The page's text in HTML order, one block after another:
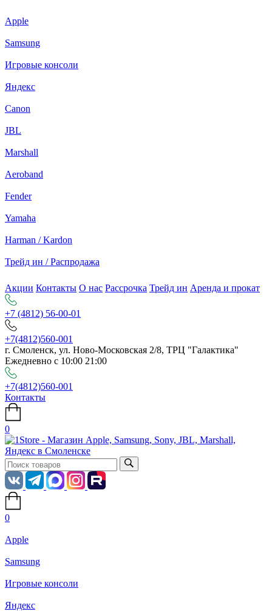
Apple
Samsung
Игровые консоли
Яндекс
Canon
JBL
Marshall
Aeroband
Fender
Yamaha
Harman / Kardon
Трейд ин / Распродажа
Акции Контакты О нас Рассрочка Трейд ин Аренда и прокат
+7 (4812) 56-00-01
+7(4812)560-001
г. Смоленск, ул. Ново-Московская 2/8, ТРЦ "Галактика"
Ежедневно с 10:00 21:00
+7(4812)560-001
Контакты
0
0
Apple
Samsung
Игровые консоли
Яндекс